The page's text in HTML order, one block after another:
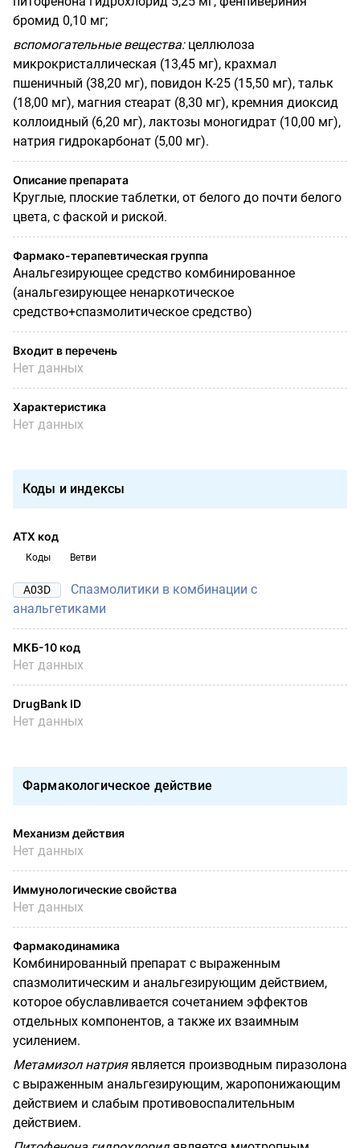
бромид 0,10 мг;
вспомогательные вещества:целлюлоза
микрокристаллическая (13,45 мг), крахмал
пшеничный (38,20 мг), повидон К-25 (15,50 мг), тальк
(18,00 мг), магния стеарат (8,30 мг), кремния диоксид
коллоидный (6,20 мг), лактозы моногидрат (10,00 мг),
натрия гидрокарбонат (5,00 мг).
Описание препарата
Круглые, плоские таблетки, от белого до почти белого
цвета, с фаской и риской.
Фармако-терапевтическая группа
Анальгезирующее средство комбинированное
(анальгезирующее ненаркотическое
средство+спазмолитическое средство)
Входит в перечень
Нет данных
Характеристика
Нет данных
Коды и индексы
АТХ код
Коды Ветви
A03D
Спазмолитики в комбинации с
анальгетиками
МКБ-10 код
Нет данных
DrugBank ID
Нет данных
Фармакологическое действие
Механизм действия
Нет данных
Иммунологические свойства
Нет данных
Фармакодинамика
Комбинированный препарат с выраженным
спазмолитическим и анальгезирующим действием,
которое обуславливается сочетанием эффектов
отдельных компонентов, а также их взаимным
усилением.
Метамизол натрияявляется производным пиразолона
с выраженным анальгезирующим, жаропонижающим
действием и слабым противовоспалительным
действием.